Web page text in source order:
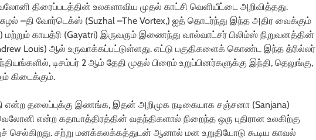
திரைப்படத்தின் உலகளாவிய முதல் காட்சி வெளியீட்டை அறிவித்தது.
சுழல் –தி வோர்டெக்ஸ் (Suzhal –The Vortex,) ஐத் தொடர்ந்து இந்த அதிர வைக்கும்
மற்றும் காயத்ரி (Gayatri) இருவரும் இணைந்து வால்வாட்சர் பிலிம்ஸ் நிறுவனத்தின்
Louis) ஆல் உருவாக்கப்பட்டுள்ளது. எட்டு பகுதிகளைக் கொண்ட இந்த த்ரில்லர்
டிசம்பர் 2 ஆம் தேதி முதல் பிரைம் உறுப்பினர்களுக்கு இந்தி, தெலுங்கு,
கிடைக்கும்.
என்ற தலைப்புக்கு இணங்க, இதன் அறிமுக நடிகையாக சஞ்சனா (Sanjana)
என்ற கதாபாத்திரத்தின் வதந்திகளால் நிறைந்த ஒரு புதிரான உலகிற்கு
சற்று மனக்கலக்கத்துடன் ஆனால் மன உறுதியோடு கூடிய காவல்